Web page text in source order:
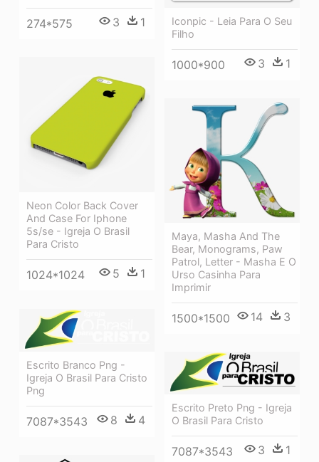
274*575 3 1
Iconpic - Leia Para O Seu
Filho
1000*900 3 1
Neon Color Back Cover
And Case For Iphone
5s/se - Igreja O Brasil
Para Cristo
1024*1024 5 1
Maya, Masha And The
Bear, Monograms, Paw
Patrol, Letter - Masha E O
Urso Casinha Para
Imprimir
1500*1500 14 3
Escrito Branco Png -
Igreja O Brasil Para Cristo
Png
7087*3543 8 4
Escrito Preto Png - Igreja
O Brasil Para Cristo
7087*3543 3 1